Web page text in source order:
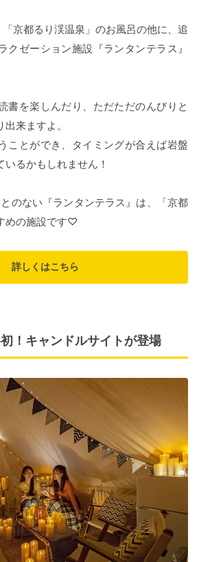
「京都るり渓温泉」のお風呂の他に、追
クゼーション施設『ランタンテラス』
書を楽しんだり、ただただのんびりと
来ますよ。
ことができ、タイミングが合えば岩盤
るかもしれません！
のない『ランタンテラス』は、「京都
めの施設です♡
詳しくはこちら
！キャンドルサイトが登場